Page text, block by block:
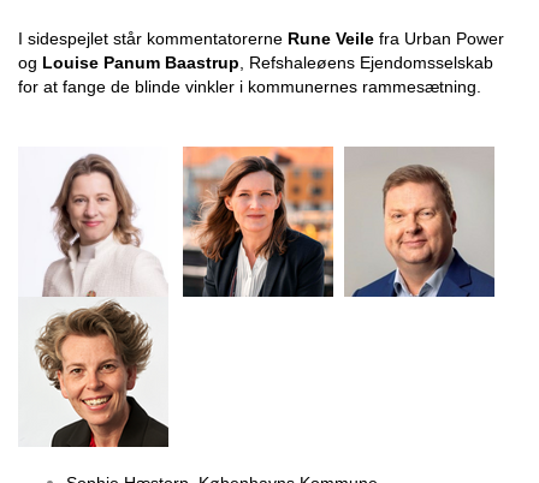
I sidespejlet står kommentatorerne Rune Veile fra Urban Power
og Louise Panum Baastrup , Refshaleøens Ejendomsselskab
for at fange de blinde vinkler i kommunernes rammesætning.